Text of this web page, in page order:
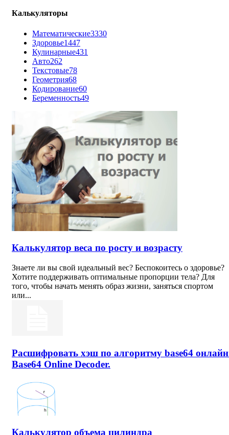
Калькуляторы
Математические3330
Здоровье1447
Кулинарные431
Авто262
Текстовые78
Геометрия68
Кодирование60
Беременность49
Калькулятор веса по росту и возрасту
Знаете ли вы свой идеальный вес? Беспокоитесь о здоровье?
Хотите поддерживать оптимальные пропорции тела? Для
того, чтобы начать менять образ жизни, заняться спортом
или...
Расшифровать хэш по алгоритму base64
Base64 Online Decoder.
Калькулятор объема цилиндра